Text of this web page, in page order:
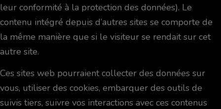
leur conformité à la protection des données). Le
contenu intégré depuis d’autres sites se comporte de
la même manière que si le visiteur se rendait sur cet
autre site.
Ces sites web pourraient collecter des données sur
vous, utiliser des cookies, embarquer des outils de
suivis tiers, suivre vos interactions avec ces contenus